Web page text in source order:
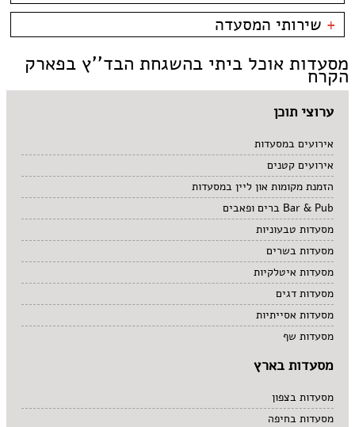
קניון מול הים - טיילת
צמחוני/טבעוני
פירות ים
סושי
אוכל ביתי
בית קפה
טאפאס בר
תאילנדי
כשרות
כשר למהדרין
+ שירותי המסעדה
משלוחים
מסעדות אוכל ביתי בהשגחת הבד''ץ בפארק
הקרח
ערוצי תוכן
אירועים במסעדות
אירועים קטנים
הזמנת מקומות און ליין במסעדות
Bar & Pub ברים ופאבים
מסעדות טבעוניות
מסעדות בשרים
מסעדות איטלקיות
מסעדות דגים
מסעדות אסייתיות
מסעדות שף
מסעדות בארץ
מסעדות בצפון
מסעדות בחיפה